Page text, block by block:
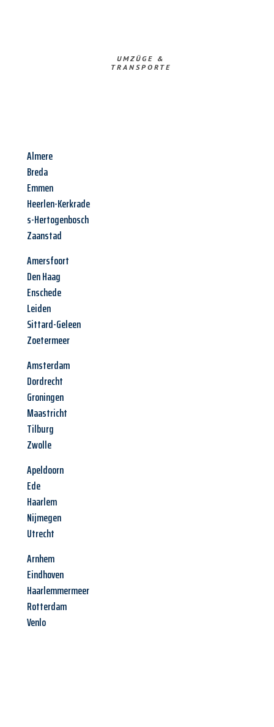
UMZÜGE &
TRANSPORTE
Almere
Breda
Emmen
Heerlen-Kerkrade
s-Hertogenbosch
Zaanstad
Amersfoort
Den Haag
Enschede
Leiden
Sittard-Geleen
Zoetermeer
Amsterdam
Dordrecht
Groningen
Maastricht
Tilburg
Zwolle
Apeldoorn
Ede
Haarlem
Nijmegen
Utrecht
Arnhem
Eindhoven
Haarlemmermeer
Rotterdam
Venlo